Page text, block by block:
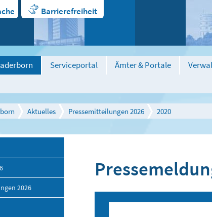
Barrierefreiheit
Serviceportal Ämter & Portale
Aktuelles Pressemitteilungen 2026 2020
2026